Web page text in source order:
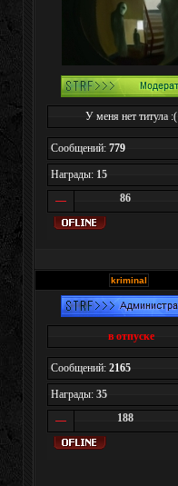
У меня нет титула :(
Сообщений: 779
Награды: 15
86
kriminal
в отпуске
Сообщений: 2165
Награды: 35
188